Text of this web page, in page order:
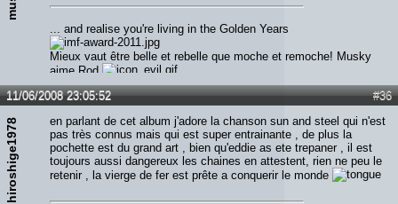
... and realise you're living in the Golden Years
Mieux vaut être belle et rebelle que moche et remoche! Musky
aime Rod
#36
11/06/2008 23:05:52
hiroshige1978
en parlant de cet album j'adore la chanson sun and steel qui n'est
pas très connus mais qui est super entrainante , de plus la
pochette est du grand art , bien qu'eddie as ete trepaner , il est
toujours aussi dangereux les chaines en attestent, rien ne peu le
retenir , la vierge de fer est prête a conquerir le monde